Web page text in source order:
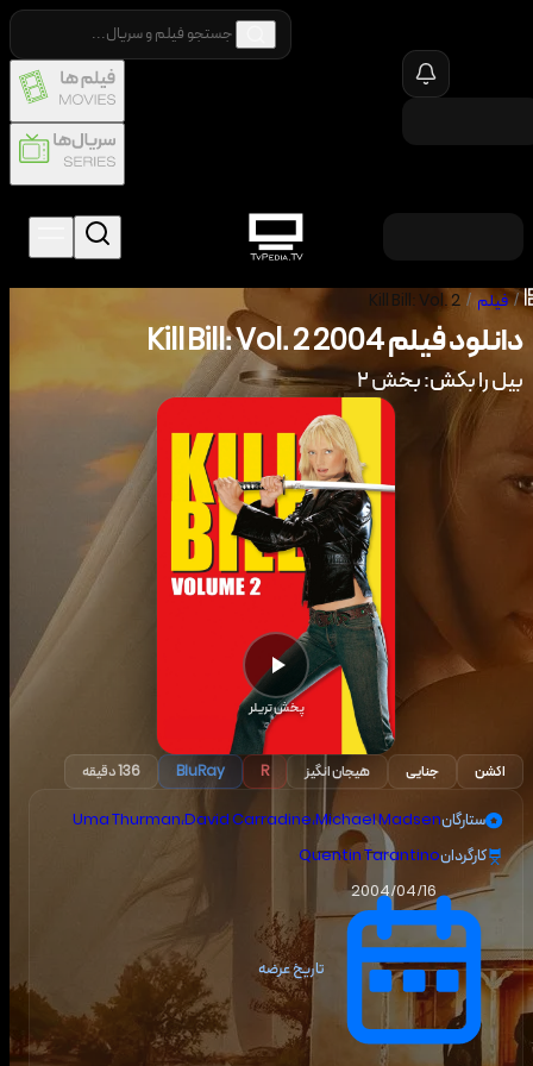
/فیلم /
Kill Bill: Vol. 2
دانلود فیلم2004
Kill Bill: Vol. 2
بیل را بکش: بخش ۲
پخش تریلر
اکشن جنایی هیجان انگیز R
BluRay 136 دقیقه
ستارگان Uma Thurman،David Carradine،Michael Madsen
کارگردانQuentin Tarantino
تاریخ عرضه
2004/04/16